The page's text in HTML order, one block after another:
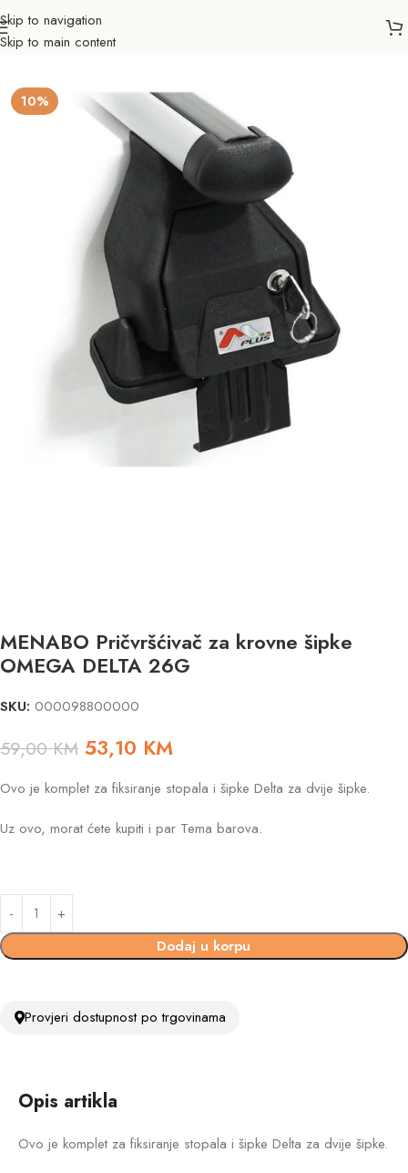
Skip to navigation
Skip to main content
Auto nosači Dodatna oprema
10%
MENABO Pričvršćivač za krovne šipke
OMEGA DELTA 26G
SKU: 000098800000
59,00KM 53,10 KM
Ovo je komplet za fiksiranje stopala i šipke Delta za dvije šipke.
Uz ovo, morat ćete kupiti i par Tema barova.
Dodaj u korpu
Provjeri dostupnost po trgovinama
Opis artikla
Ovo je komplet za fiksiranje stopala i šipke Delta za dvije šipke.